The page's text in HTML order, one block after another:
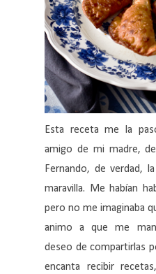
Esta receta me la
amigo de mi madre, de
Fernando, de verdad,
maravilla. Me habían
pero no me imaginaba
animo a que me
deseo de compartirlas
encanta recibir